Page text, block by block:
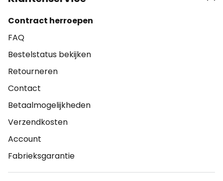
Contract herroepen
FAQ
Bestelstatus bekijken
Retourneren
Contact
Betaalmogelijkheden
Verzendkosten
Account
Fabrieksgarantie